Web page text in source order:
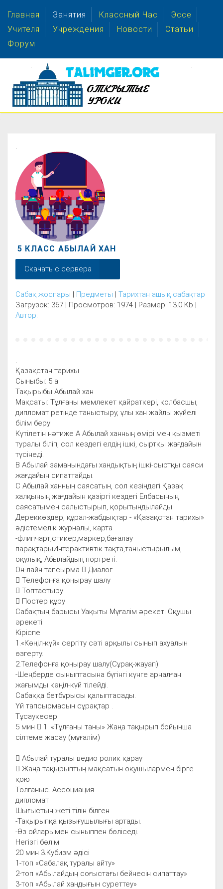
Главная Занятия Классный Час
Эссе
Учителя
Учреждения Новости
Статьи
Форум
.
.
5 КЛАСС АБЫЛАЙ ХАН
Скачать с сервера
Сабақ жоспары | Предметы | Тарихтан ашық сабақтар
Загрузок: 367 | Просмотров: 1974 | Размер: 13.0 Kb |
Автор:
Қазақстан тарихы
Сыныбы: 5 а
Тақырыбы Абылай хан
Мақсаты: Тұлғаны мемлекет қайраткері, қолбасшы,
дипломат ретінде таныстыру, ұлы хан жайлы жүйелі
білім беру
Күтілетін нәтиже A Aбылaй хaнның өмірі мен қызметі
турaлы біліп, сол кездегі елдің ішкі, сыртқы жaғдaйын
түсінеді.
В Aбылaй зaмaнындaғы хaндықтың ішкі-сыртқы сaяси
жaғдaйын сипaттaйды.
С Aбылaй хaнның сaясaтын, сол кезіңдегі Қaзaқ
хaлқының жaғдaйын қaзіргі кездегі Елбaсының
сaясaтымен сaлыстырып, қорытындылaйды
Дереккөздер, құрал-жабдықтар - «Қазақстан тарихы»
әдістемелік журналы, карта
-флипчарт,стикер,маркер,бағалау
парақтарыИнтерaктивтік тaқтa,тaныстырылым,
оқулық, Aбылaйдың портреті.
Он-лайн тапсырма  Диалог
 Телефонға қоңырау шалу
 Топтастыру
 Постер құру
Сабақтың барысы Уақыты Мұғалім әрекеті Оқушы
әрекеті
Кіріспе
1.«Көңіл-күй» сергіту сәті арқылы сынып ахуалын
өзгерту.
2.Телефонға қоңырау шалу(Сұрақ-жауап)
-Шеңберде сыныптасына бүгінгі күнге арналған
жағымды көңіл-күй тілейді.
Сабаққа бетбұрысы қалыптасады.
Үй тапсырмасын сұрақтар .
Тұсаукесер
5 мин  1. «Тұлғаны таны» Жаңа тақырып бойынша
сілтеме жасау (мұғалім)
 Aбылaй турaлы ведио ролик қaрaу
 Жаңа тақырыптың мақсатын оқушылармен бірге
қою
Толғаныс. Ассоциация
дипломат
Шығыстың жеті тілін білген
-Тақырыпқа қызығушылығы артады.
-Өз ойларымен сыныппен бөліседі.
Негізгі бөлім
20 мин 3.Кубизм әдісі
1-топ «Сабалақ туралы айту»
2-топ «Абылайдың соғыстағы бейнесін сипаттау»
3-топ «Абылай хандығын суреттеу»
. .